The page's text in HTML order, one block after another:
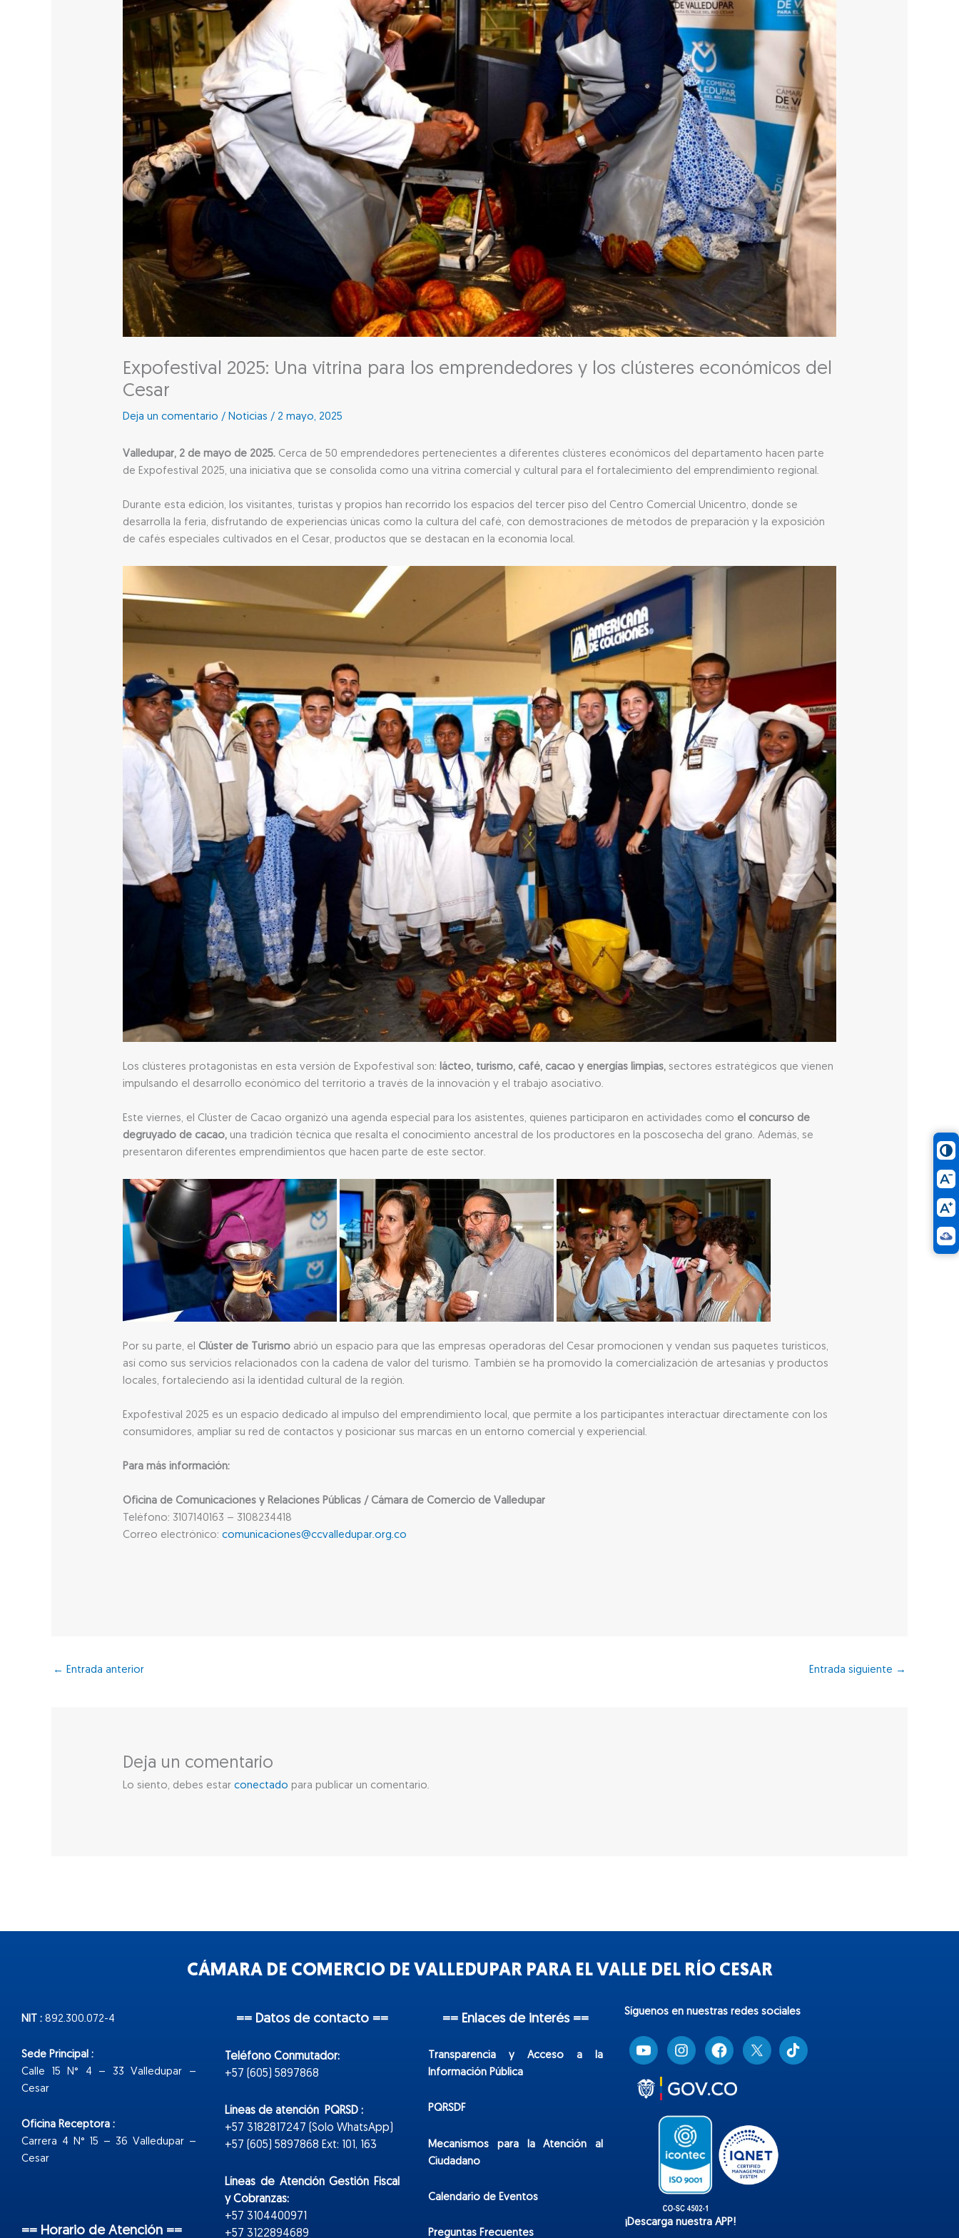
Expofestival 2025: Una vitrina para los emprendedores y los clústeres económicos del
Cesar
Deja un comentario / Noticias / 2 mayo, 2025
Valledupar, 2 de mayo de 2025. Cerca de 50 emprendedores pertenecientes a diferentes clústeres económicos del departamento hacen parte
de Expofestival 2025, una iniciativa que se consolida como una vitrina comercial y cultural para el fortalecimiento del emprendimiento regional.
Durante esta edición, los visitantes, turistas y propios han recorrido los espacios del tercer piso del Centro Comercial Unicentro, donde se
desarrolla la feria, disfrutando de experiencias únicas como la cultura del café, con demostraciones de métodos de preparación y la exposición
de cafés especiales cultivados en el Cesar, productos que se destacan en la economía local.
Los clústeres protagonistas en esta versión de Expofestival son: lácteo, turismo, café, cacao y energías limpias, sectores estratégicos que vienen
impulsando el desarrollo económico del territorio a través de la innovación y el trabajo asociativo.
Este viernes, el Clúster de Cacao organizó una agenda especial para los asistentes, quienes participaron en actividades como el concurso de
degruyado de cacao, una tradición técnica que resalta el conocimiento ancestral de los productores en la poscosecha del grano. Además, se
presentaron diferentes emprendimientos que hacen parte de este sector.
Por su parte, el Clúster de Turismo abrió un espacio para que las empresas operadoras del Cesar promocionen y vendan sus paquetes turísticos,
así como sus servicios relacionados con la cadena de valor del turismo. También se ha promovido la comercialización de artesanías y productos
locales, fortaleciendo así la identidad cultural de la región.
Expofestival 2025 es un espacio dedicado al impulso del emprendimiento local, que permite a los participantes interactuar directamente con los
consumidores, ampliar su red de contactos y posicionar sus marcas en un entorno comercial y experiencial.
Para más información:
Oficina de Comunicaciones y Relaciones Públicas / Cámara de Comercio de Valledupar
Teléfono: 3107140163 – 3108234418
Correo electrónico:comunicaciones@ccvalledupar.org.co
← Entrada anterior Entrada siguiente →
Deja un comentario
Lo siento, debes estarconectado para publicar un comentario.
CÁMARA DE COMERCIO DE VALLEDUPAR PARA EL VALLE DEL RÍO CESAR
NIT : 892.300.072-4
Sede Principal :
Calle 15 N° 4 – 33 Valledupar –
Cesar
Oficina Receptora :
Carrera 4 N° 15 – 36 Valledupar –
Cesar
== Horario de Atención ==
== Datos de contacto ==
Teléfono Conmutador:
+57 (605) 5897868
Líneas de atención PQRSD :
+57 3182817247 (Solo WhatsApp)
+57 (605) 5897868 Ext: 101, 163
Líneas de Atención Gestión Fiscal
y Cobranzas:
+57 3104400971
+57 3122894689
== Enlaces de interés ==
Transparencia y Acceso a la
Información Pública
PQRSDF
Mecanismos para la Atención al
Ciudadano
Calendario de Eventos
Preguntas Frecuentes
Síguenos en nuestras redes sociales
T
i
k
¡Descarga nuestra APP!